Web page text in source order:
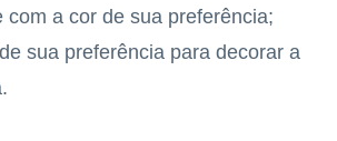
com a cor de sua preferência;
sua preferência para decorar a